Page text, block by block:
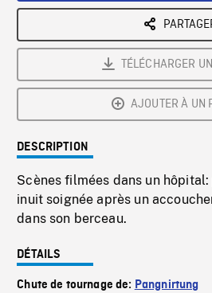
TÉLÉCHARGER
AJOUTER À UN
DESCRIPTION
Scènes filmées dans un
inuit soignée après un
dans son berceau.
DÉTAILS
Chute de tournage de: Pangnirtung